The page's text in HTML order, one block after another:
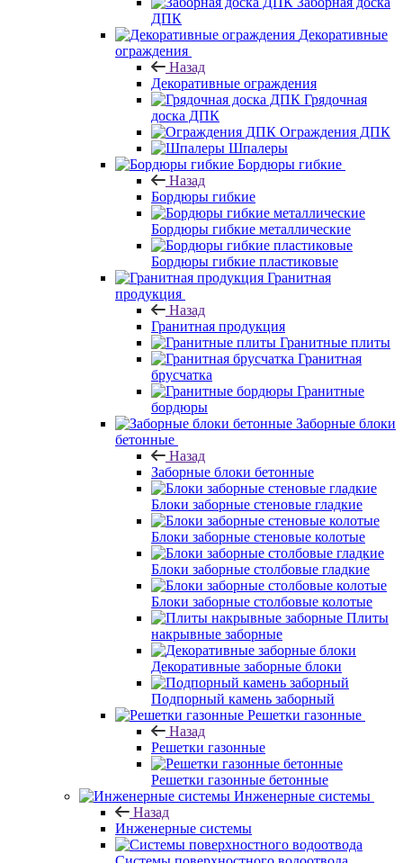
ДПК
Декоративные
ограждения
Назад
Декоративные ограждения
Грядочная
доска ДПК
Ограждения ДПК
Шпалеры
Бордюры гибкие
Назад
Бордюры гибкие
Бордюры гибкие металлические
Бордюры гибкие пластиковые
Гранитная
продукция
Назад
Гранитная продукция
Гранитные плиты
Гранитная
брусчатка
Гранитные
бордюры
Заборные блоки
бетонные
Назад
Заборные блоки бетонные
Блоки заборные стеновые гладкие
Блоки заборные стеновые колотые
Блоки заборные столбовые гладкие
Блоки заборные столбовые колотые
Плиты
накрывные заборные
Декоративные заборные блоки
Подпорный камень заборный
Решетки газонные
Назад
Решетки газонные
Решетки газонные бетонные
Инженерные системы
Назад
Инженерные системы